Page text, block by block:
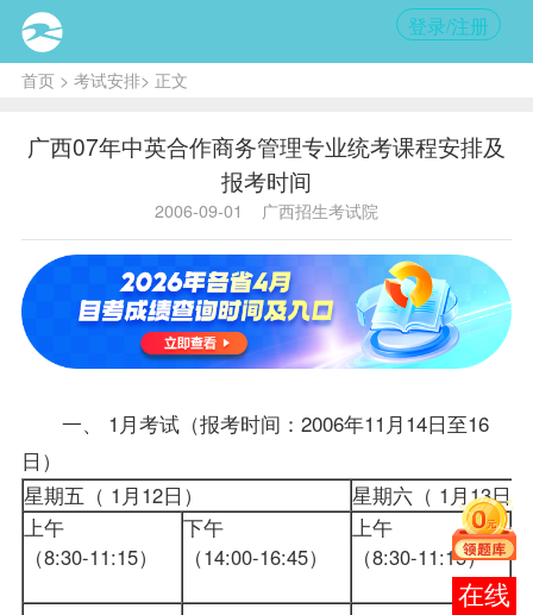
登录/注册
首页> 考试安排> 正文
广西07年中英合作商务管理专业统考课程安排及
报考时间
2006-09-01 广西招生考试院
一、 1月考试（报考时间：2006年11月14日至16
日）
星期五（ 1月12日）
星期六（ 1月
上午
（8:30-11:15）
下午
（14:00-16:45）
上午
（8:30-11:15）
报考